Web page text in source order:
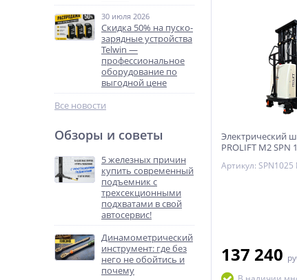
30 июля 2026
Скидка 50% на пуско-
зарядные устройства
Telwin —
профессиональное
оборудование по
выгодной цене
Все новости
Обзоры и советы
5 железных причин
купить современный
подъемник с
трехсекционными
подхватами в свой
автосервис!
Динамометрический
инструмент: где без
него не обойтись и
почему
Электрический
PROLIFT M2 SPN
раздвижными
Артикул: SPN1025
137 240